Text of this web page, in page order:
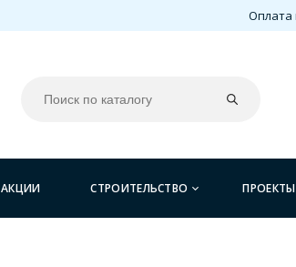
Оплата
АКЦИИ СТРОИТЕЛЬСТВО ПРОЕКТЫ